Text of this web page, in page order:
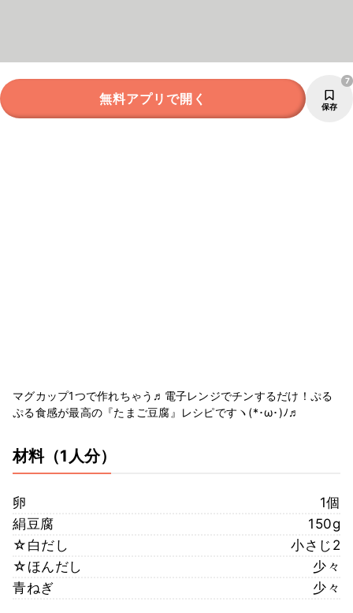
無料アプリで開く 保存
7
マグカップ1つで作れちゃう♬電子レンジでチンするだけ！ぷる
ぷる食感が最高の『たまご豆腐』レシピですヽ(*･ω･)ﾉ♬
材料（1人分）
卵
1個
絹豆腐
150g
☆白だし
小さじ2
☆ほんだし
少々
青ねぎ
少々